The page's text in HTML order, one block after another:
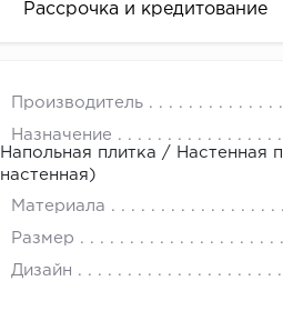
Рассрочка и кредитование
Производитель
Назначение
Напольная плитка / Настенная
настенная)
Материала
Размер
Дизайн